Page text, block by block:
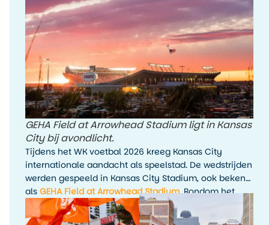
GEHA Field at Arrowhead Stadium ligt in Kansas
City bij avondlicht.
Tijdens het WK voetbal 2026 kreeg Kansas City
internationale aandacht als speelstad. De wedstrijden
werden gespeeld in Kansas City Stadium, ook bekend
als GEHA Field at Arrowhead Stadium. Rondom het
toernooi waren er fanactiviteiten, kijkfeesten en
evenementen in de stad.